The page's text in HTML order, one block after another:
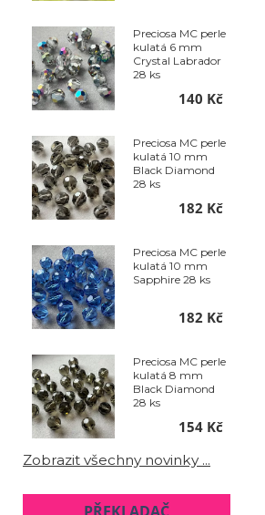
Preciosa MC perle
kulatá 6 mm
Crystal Labrador
28 ks
140 Kč
Preciosa MC perle
kulatá 10 mm
Black Diamond
28 ks
182 Kč
Preciosa MC perle
kulatá 10 mm
Sapphire 28 ks
182 Kč
Preciosa MC perle
kulatá 8 mm
Black Diamond
28 ks
154 Kč
Zobrazit všechny novinky ...